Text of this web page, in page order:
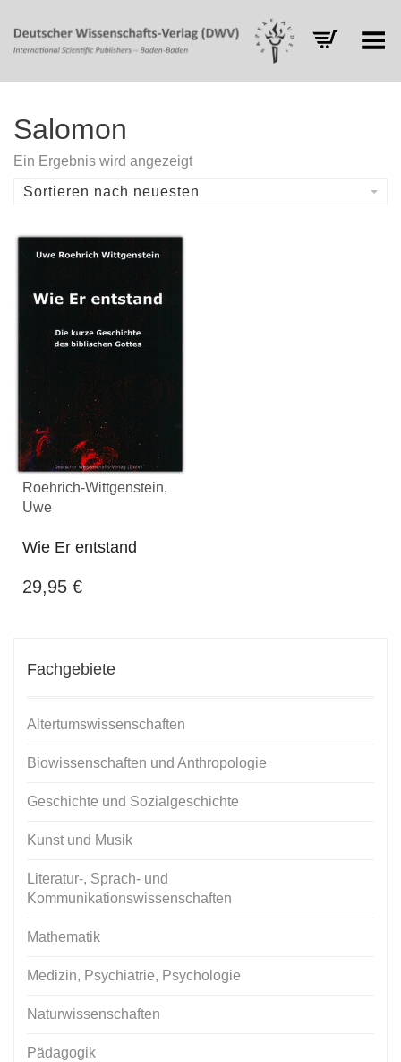
Toggle Menu
Salomon
Ein Ergebnis wird angezeigt
Sortieren nach neuesten
Roehrich-Wittgenstein,
Uwe
Wie Er entstand
29,95 €
Fachgebiete
Altertumswissenschaften
Biowissenschaften und Anthropologie
Geschichte und Sozialgeschichte
Kunst und Musik
Literatur-, Sprach- und
Kommunikationswissenschaften
Mathematik
Medizin, Psychiatrie, Psychologie
Naturwissenschaften
Pädagogik